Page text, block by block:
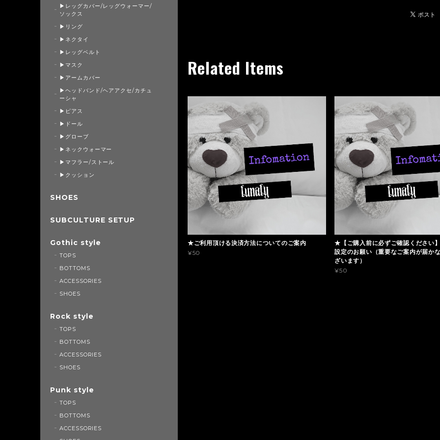
Related Items
★ご利用頂ける決済方法についてのご案内
¥50
★【ご購入前に必ずご確認ください
設定のお願い（重要なご案内が届か
ざいます）
¥50
▶レッグカバー/レッグウォーマー/
ソックス
▶リング
▶ネクタイ
▶レッグベルト
▶マスク
▶アームカバー
▶ヘッドバンド/ヘアアクセ/カチュ
ーシャ
▶ピアス
▶ドール
▶グローブ
▶ネックウォーマー
▶マフラー/ストール
▶クッション
SHOES
SUBCULTURE SETUP
Gothic style
TOPS
BOTTOMS
ACCESSORIES
SHOES
Rock style
TOPS
BOTTOMS
ACCESSORIES
SHOES
Punk style
TOPS
BOTTOMS
ACCESSORIES